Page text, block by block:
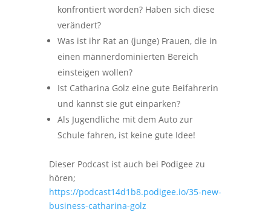
konfrontiert worden? Haben sich diese
verändert?
Was ist ihr Rat an (junge) Frauen, die in
einen männerdominierten Bereich
einsteigen wollen?
Ist Catharina Golz eine gute Beifahrerin
und kannst sie gut einparken?
Als Jugendliche mit dem Auto zur
Schule fahren, ist keine gute Idee!
Dieser Podcast ist auch bei Podigee zu
hören;
https://podcast14d1b8.podigee.io/35-new-
business-catharina-golz